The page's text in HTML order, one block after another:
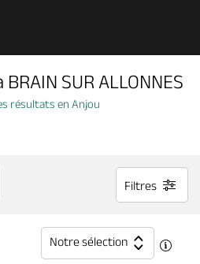
SUR ALLONNES
résultats en Anjou
Filtres
Notre sélection